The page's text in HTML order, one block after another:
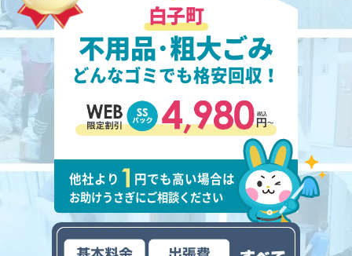
白子町
不用品･粗大ごみ
どんなゴミでも格安回収！
他社より 円でも高い場合は
お助けうさぎにご相談ください